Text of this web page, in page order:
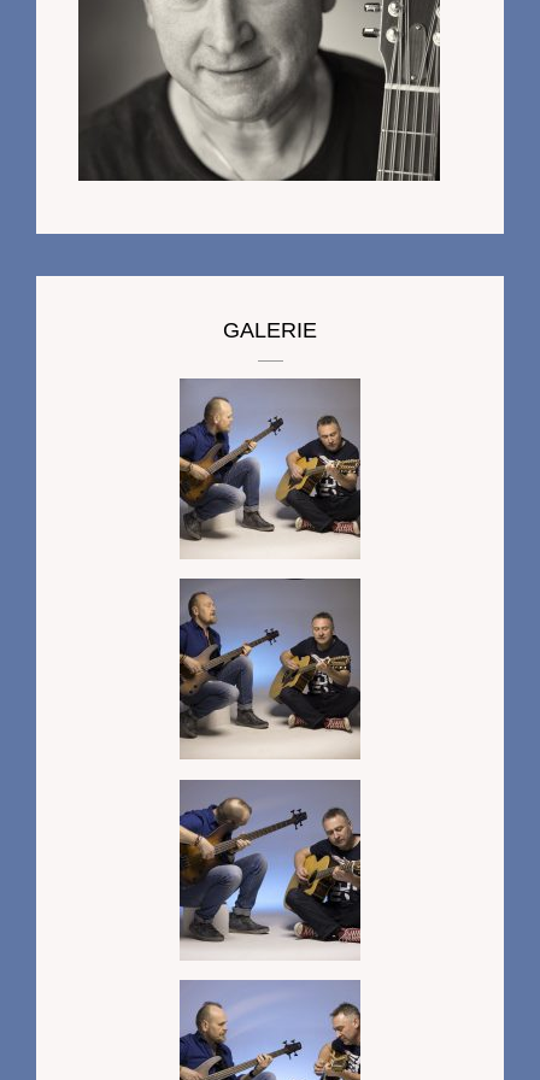
GALERIE